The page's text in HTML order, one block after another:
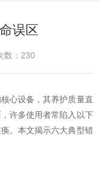
误区
数：230
心设备，其养护质量直
许多使用者常陷入以下
。本文揭示六大典型错